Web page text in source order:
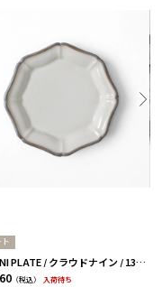
KUTANI PLATE / クラウドナイン / 13cm
（税込） 入荷待ち